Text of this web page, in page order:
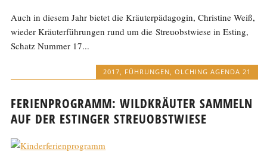
Auch in diesem Jahr bietet die Kräuterpädagogin, Christine Weiß,
wieder Kräuterführungen rund um die Streuobstwiese in Esting,
Schatz Nummer 17...
2017, FÜHRUNGEN, OLCHING AGENDA 21
FERIENPROGRAMM: WILDKRÄUTER SAMMELN
AUF DER ESTINGER STREUOBSTWIESE